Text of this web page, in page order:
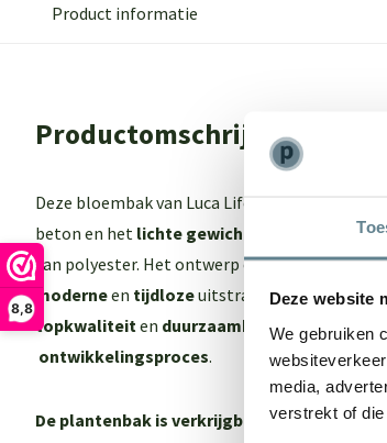
Deze website
We gebruiken
media,
verstrekt of
8,8
Product informatie
Productomschrijving
Deze bloembak van Luca Lifestyle biedt het
beton en het lichte gewich
van polyester. Het ontwerp en de kleur van de
moderneen tijdlozeuitstraling. Een echte
topkwaliteit en duurzaamheiddankzij een
ontwikkelingsproces.
De plantenbak is verkrijgbaar in 3 kleuren: